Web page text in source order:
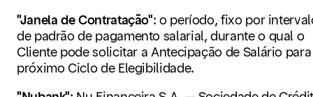
"Janela de Contratação": o período, fixo por
de padrão de pagamento salarial, durante o qual o
Cliente pode solicitar a Antecipação de Salário
próximo Ciclo de Elegibilidade.